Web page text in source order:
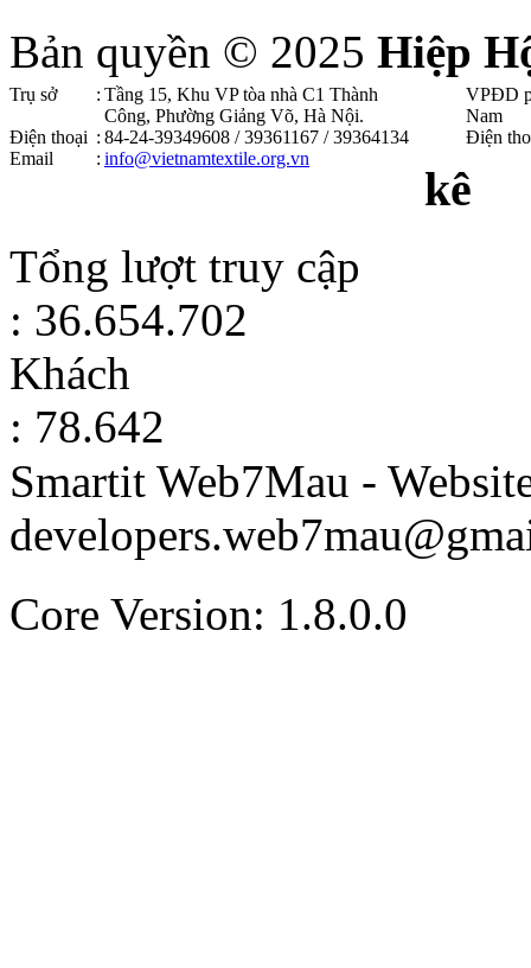
Bản quyền © 2025 Hiệp
Trụ sở : Tầng 15, Khu VP tòa nhà C1 Thành
Công, Phường Giảng Võ, Hà Nội .
Điện thoại : 84-24-39349608 / 39361167 / 39364134
Email
: info@vietnamtextile.org.vn
VPĐD
Nam
Điện
kê
Tổng lượt truy cập
: 36.654.702
Khách
: 78.642
Smartit Web7Mau -
Core Version: 1.8.0.0